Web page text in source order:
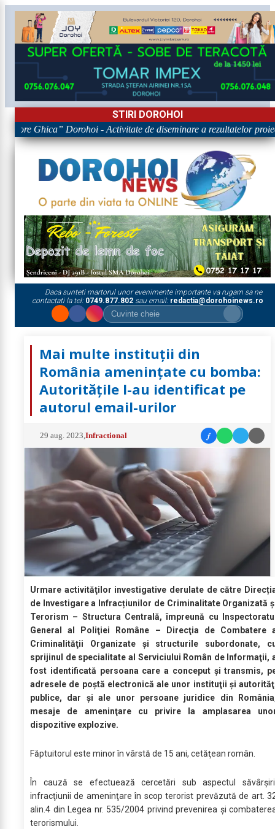
STIRI DOROHOI
Ghica” Dorohoi - Activitate de diseminare a rezultatelor
Daca sunteti martorul unor evenimente importante va rugam sa ne
contactati la tel: 0749.877.802sau email: redactia@dorohoinews.ro
Mai multe instituții din
România amenințate cu bomba:
Autoritățile l-au identificat pe
autorul email-urilor
29 aug. 2023 ,Infractional f
Urmare activităţilor investigative derulate de către
de Investigare a Infracțiunilor de Criminalitate Organizată
Terorism – Structura Centrală, împreună cu
General al Poliţiei Române – Direcţia de Combatere
Criminalităţii Organizate şi structurile subordonate,
sprijinul de specialitate al Serviciului Român de Informaţii,
fost identificată persoana care a conceput şi transmis,
adresele de poştă electronică ale unor instituţii şi
publice, dar şi ale unor persoane juridice din
mesaje de ameninţare cu privire la amplasarea
dispozitive explozive.
Făptuitorul este minor în vârstă de 15 ani, cetăţean român.
În cauză se efectuează cercetări sub aspectul
infracţiunii de ameninţare în scop terorist prevăzută de art.
alin.4 din Legea nr. 535/2004 privind prevenirea şi
terorismului.